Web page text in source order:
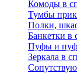
Комоды в
Тумбы
Полки,
Банкетки в
Пуфы и
Зеркала в